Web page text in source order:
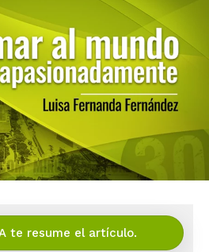
te resume el artículo.